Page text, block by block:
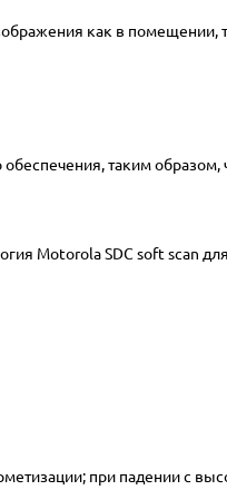
как в помещении,
таким образом,
Motorola SDC soft scan
при падении с